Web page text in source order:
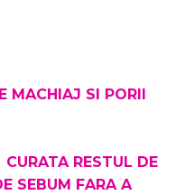
MACHIAJ SI PORII
RESTUL DE
SEBUM FARA A